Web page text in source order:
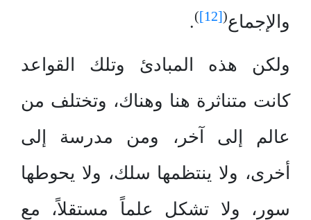
والإجماع(
[12]
)
.
ولكن هذه المبادئ وتلك القواعد
كانت متناثرة هنا وهناك، وتختلف من
عالم إلى آخر، ومن مدرسة إلى
أخرى، ولا ينتظمها سلك، ولا يحوطها
سور، ولا تشكل علماً مستقلاً، مع